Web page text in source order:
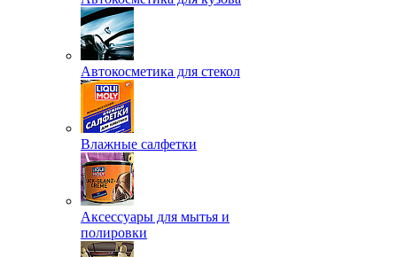
Автокосметика для стекол
Влажные салфетки
Аксессуары для мытья и
полировки